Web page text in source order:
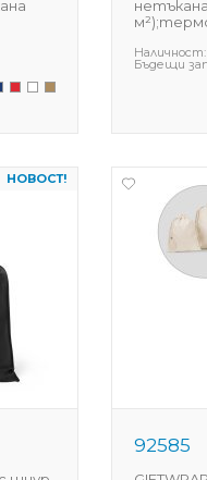
Наличност:
Бъдещи
НОВОСТ!
92585